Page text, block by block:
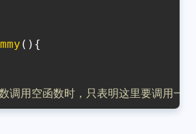
( ) {
调用空函数时，只表明这里要调用一